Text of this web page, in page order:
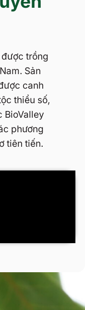
trồng
Sản
canh
thiểu số,
BioValley
phương
tiên tiến.